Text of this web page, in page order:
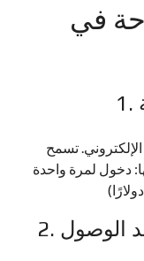
في
التقديم الإلكتروني. تسمح
تتوفر بنوعيها: دخول لمرة واحدة